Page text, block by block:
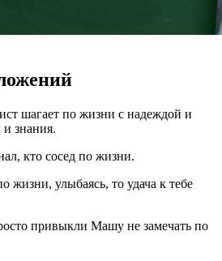
шагает по жизни с надеждой и
знания.
кто сосед по жизни.
жизни, улыбаясь, то удача к тебе
привыкли Машу не замечать по